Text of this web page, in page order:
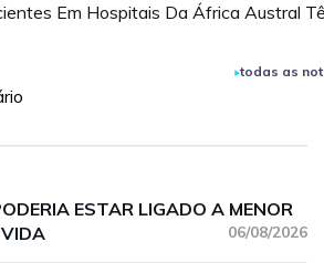
Em Hospitais Da África Austral
todas as
ESTAR LIGADO A MENOR
06/08/2026